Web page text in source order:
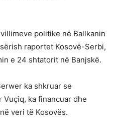
politike në Ballkanin
raportet Kosovë-Serbi,
e 24 shtatorit në Banjskë.
ka shkruar se
ka financuar dhe
veri të Kosovës.